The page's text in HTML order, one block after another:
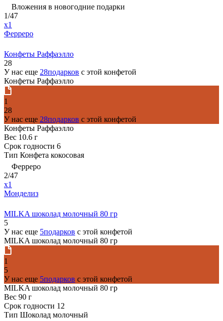
Вложения в новогодние подарки
1/47
x1
Ферреро
Конфеты Раффаэлло
28
У нас еще 28подарков с этой конфетой
Конфеты Раффаэлло
1
28
У нас еще 28подарков с этой конфетой
Конфеты Раффаэлло
Вес 10.6 г
Срок годности 6
Тип Конфета кокосовая
Ферреро
2/47
x1
Монделиз
MILKA шоколад молочный 80 гр
5
У нас еще 5подарков с этой конфетой
MILKA шоколад молочный 80 гр
1
5
У нас еще 5подарков с этой конфетой
MILKA шоколад молочный 80 гр
Вес 90 г
Срок годности 12
Тип Шоколад молочный